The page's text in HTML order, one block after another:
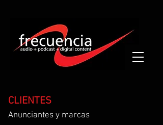
CLIENTES
Anunciantes y marcas